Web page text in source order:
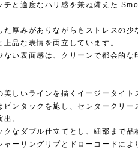
チと適度なハリ感を兼ね備えた
た厚みがありながらもストレスの少
上品な表情を両立しています。
ない表面感は、クリーンで都会的な
美しいラインを描くイージータイト
ピンタックを施し、センタークリー
。
クなダブル仕立てとし、細部まで品
ャーリングリブとドローコードによ